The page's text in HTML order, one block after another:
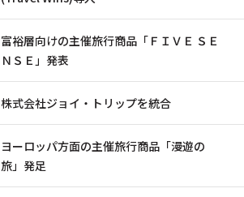
富裕層向けの主催旅行商品「ＦＩＶＥ ＳＥ
ＮＳＥ」発表
株式会社ジョイ・トリップを統合
ヨーロッパ方面の主催旅行商品「漫遊の
旅」発足